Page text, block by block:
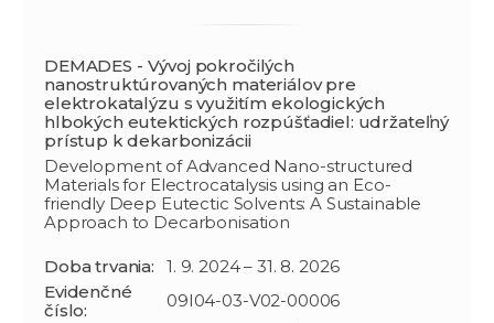
DEMADES - Vývoj pokročilých
nanostruktúrovaných materiálov pre
elektrokatalýzu s využitím ekologických
hlbokých eutektických rozpúšťadiel: udržateľný
prístup k dekarbonizácii
Development of Advanced Nano-structured
Materials for Electrocatalysis using an Eco-
friendly Deep Eutectic Solvents: A Sustainable
Approach to Decarbonisation
Doba trvania:
1. 9. 2024 – 31. 8. 2026
Evidenčné
číslo:
09I04-03-V02-00006